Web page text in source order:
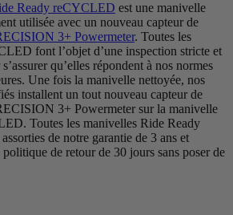
Ready reCYCLED est une manivelle
utilisée avec un nouveau capteur de
3+ Powermeter. Toutes les
font l’objet d’une inspection stricte et
qu’elles répondent à nos normes
Une fois la manivelle nettoyée, nos
installent un tout nouveau capteur de
3+ Powermeter sur la manivelle
Toutes les manivelles Ride Ready
de notre garantie de 3 ans et
de retour de 30 jours sans poser de